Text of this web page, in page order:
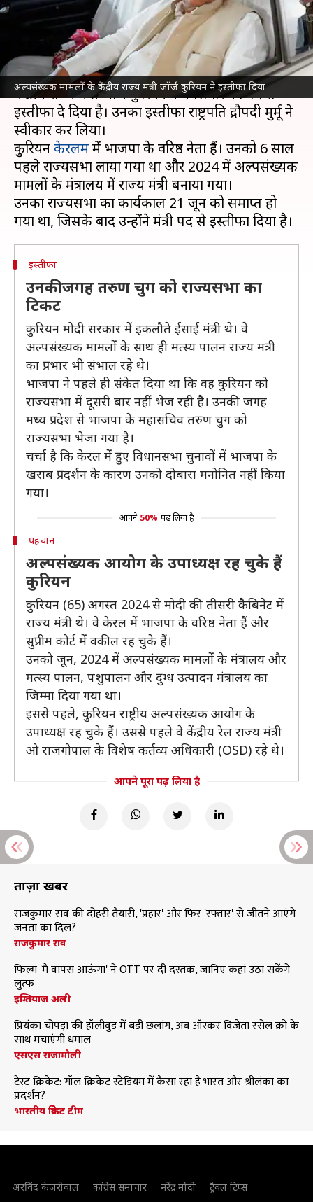
अल्पसंख्यक मामलों के केंद्रीय राज्य मंत्री जॉर्ज कुरियन ने इस्तीफा दिया
लेखन गजेंद्र Jun 23, 2026 10:25 am
क्या है खबर?
प्रधानमंत्रीनरेंद्र मोदीकी सरकार से अल्पसंख्यक मामलों के
केंद्रीय राज्य मंत्री जॉर्ज कुरियन ने मंगलवार को पद से
इस्तीफा दे दिया है। उनका इस्तीफा राष्ट्रपति द्रौपदी मुर्मू ने
स्वीकार कर लिया।
कुरियनकेरलममें भाजपा के वरिष्ठ नेता हैं। उनको 6 साल
पहले राज्यसभा लाया गया था और 2024 में अल्पसंख्यक
मामलों के मंत्रालय में राज्य मंत्री बनाया गया।
उनका राज्यसभा का कार्यकाल 21 जून को समाप्त हो
इस्तीफा
उनकी जगह तरुण चुग को राज्यसभा का
टिकट
कुरियन मोदी सरकार में इकलौते ईसाई मंत्री थे। वे
अल्पसंख्यक मामलों के साथ ही मत्स्य पालन राज्य मंत्री
का प्रभार भी संभाल रहे थे।
भाजपा ने पहले ही संकेत दिया था कि वह कुरियन को
राज्यसभा में दूसरी बार नहीं भेज रही है। उनकी जगह
मध्य प्रदेश से भाजपा के महासचिव तरुण चुग को
राज्यसभा भेजा गया है।
चर्चा है कि केरल में हुए विधानसभा चुनावों में भाजपा के
खराब प्रदर्शन के कारण उनको दोबारा मनोनित नहीं किया
गया।
आपने 50% पढ़ लिया है
पहचान
अल्पसंख्यक आयोग के उपाध्यक्ष रह चुके हैं
कुरियन
कुरियन (65) अगस्त 2024 से मोदी की तीसरी कैबिनेट में
राज्य मंत्री थे। वे केरल में भाजपा के वरिष्ठ नेता हैं और
सुप्रीम कोर्ट में वकील रह चुके हैं।
उनको जून, 2024 में अल्पसंख्यक मामलों के मंत्रालय और
मत्स्य पालन, पशुपालन और दुग्ध उत्पादन मंत्रालय का
जिम्मा दिया गया था।
इससे पहले, कुरियन राष्ट्रीय अल्पसंख्यक आयोग के
उपाध्यक्ष रह चुके हैं। उससे पहले वे केंद्रीय रेल राज्य मंत्री
ओ राजगोपाल के विशेष कर्तव्य अधिकारी (OSD) रहे थे।
आपने पूरा पढ़ लिया है
ताज़ा खबरें
राजकुमार राव की दोहरी तैयारी, 'प्रहार' और फिर 'रफ्तार' से जीतने आएंगे
जनता का दिल?
राजकुमार राव
फिल्म 'मैं वापस आऊंगा' ने OTT पर दी दस्तक, जानिए कहां उठा सकेंगे
लुत्फ
इम्तियाज अली
प्रियंका चोपड़ा की हॉलीवुड में बड़ी छलांग, अब ऑस्कर विजेता रसेल क्रो के
साथ मचाएंगी धमाल
एसएस राजामौली
टेस्ट क्रिकेट: गॉल क्रिकेट स्टेडियम में कैसा रहा है भारत और श्रीलंका का
प्रदर्शन?
भारतीय क्रिकेट टीम
अरविंद केजरीवाल कांग्रेस समाचार नरेंद्र मोदी ट्रैवल टिप्स